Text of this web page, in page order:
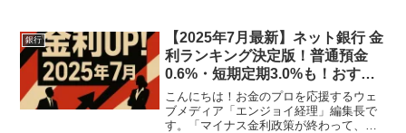
銀行
【2025年7月最新】ネット銀行 金
利ランキング決定版！普通預金
0.6%・短期定期3.0%も！おすす
め高金利銀行を徹底比較
こんにちは！お金のプロを応援するウェ
ブメディア「エンジョイ経理」編集長で
す。「マイナス金利政策が終わって、世